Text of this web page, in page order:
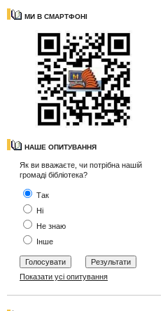
МИ В СМАРТФОНІ
НАШЕ ОПИТУВАННЯ
Як ви вважаєте, чи потрібна нашій
громаді бібліотека?
Так
Ні
Не знаю
Інше
Показати усі опитування